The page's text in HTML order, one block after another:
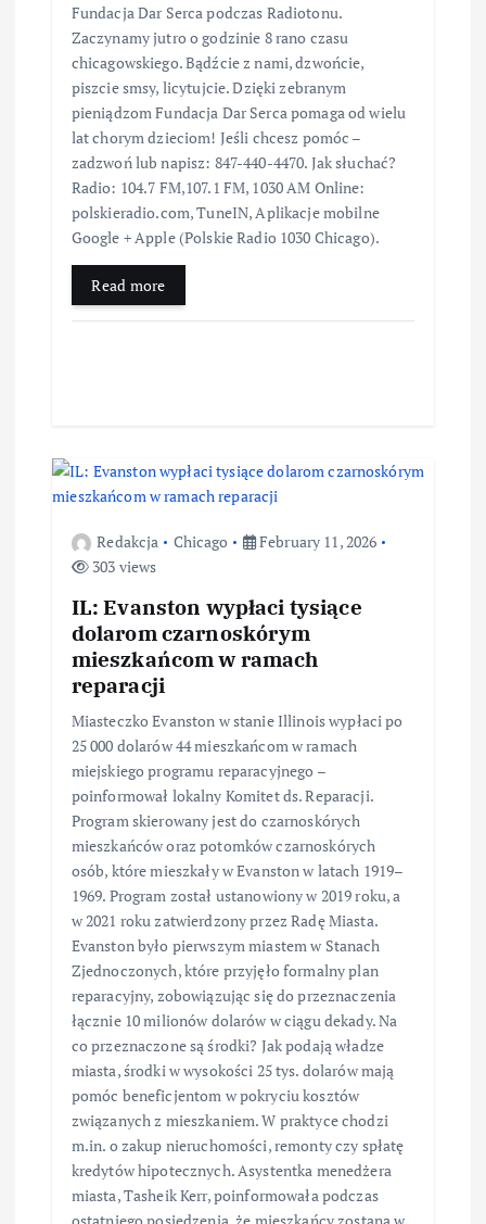
Fundacja Dar Serca podczas Radiotonu.
Zaczynamy jutro o godzinie 8 rano czasu
chicagowskiego. Bądźcie z nami, dzwońcie,
piszcie smsy, licytujcie. Dzięki zebranym
pieniądzom Fundacja Dar Serca pomaga od wielu
lat chorym dzieciom! Jeśli chcesz pomóc –
zadzwoń lub napisz: 847-440-4470. Jak słuchać?
Radio: 104.7 FM,107.1 FM, 1030 AM Online:
polskieradio.com, TuneIN, Aplikacje mobilne
Google + Apple (Polskie Radio 1030 Chicago).
Read more
Redakcja Chicago
February 11, 2026
303 views
IL: Evanston wypłaci tysiące
dolarom czarnoskórym
mieszkańcom w ramach
reparacji
Miasteczko Evanston w stanie Illinois wypłaci po
25 000 dolarów 44 mieszkańcom w ramach
miejskiego programu reparacyjnego –
poinformował lokalny Komitet ds. Reparacji.
Program skierowany jest do czarnoskórych
mieszkańców oraz potomków czarnoskórych
osób, które mieszkały w Evanston w latach 1919–
1969. Program został ustanowiony w 2019 roku, a
w 2021 roku zatwierdzony przez Radę Miasta.
Evanston było pierwszym miastem w Stanach
Zjednoczonych, które przyjęło formalny plan
reparacyjny, zobowiązując się do przeznaczenia
łącznie 10 milionów dolarów w ciągu dekady. Na
co przeznaczone są środki? Jak podają władze
miasta, środki w wysokości 25 tys. dolarów mają
pomóc beneficjentom w pokryciu kosztów
związanych z mieszkaniem. W praktyce chodzi
m.in. o zakup nieruchomości, remonty czy spłatę
kredytów hipotecznych. Asystentka menedżera
miasta, Tasheik Kerr, poinformowała podczas